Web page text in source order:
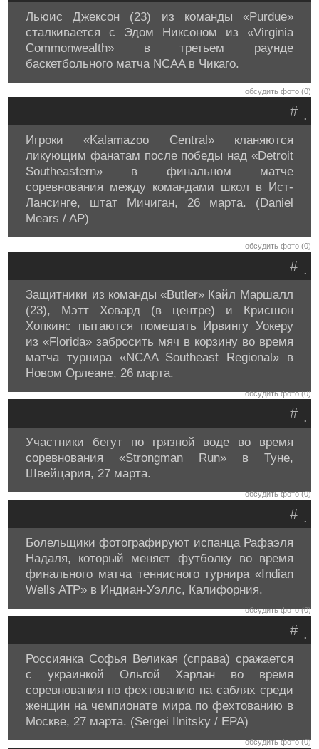
Льюис Джексон (23) из команды «Purdue»
сталкивается с Эдом Никсоном из «Virginia
Commonwealth» в третьем раунде
баскетбольного матча NCAA в Чикаго.
обсудить фото (0)
.
#
Игроки «Kalamazoo Central» кланяются
ликующим фанатам после победы над «Detroit
Southeastern» в финальном матче
соревнования между командами школ в Ист-
Лансинге, штат Мичиган, 26 марта. (Daniel
Mears / AP)
обсудить фото (0)
.
#
Защитники из команды «Butler» Кайл Маршалл
(23), Мэтт Ховард (в центре) и Крисшон
Хопкинс пытаются помешать Ирвингу Уокеру
из «Florida» забросить мяч в корзину во время
матча турнира «NCAA Southeast Regional» в
Новом Орлеане, 26 марта.
обсудить фото (0)
.
#
Участники бегут по грязной воде во время
соревнования «Strongman Run» в Туне,
Швейцария, 27 марта.
обсудить фото (0)
.
#
Болельщики фотографируют испанца Рафаэля
Надаля, который меняет футболку во время
финального матча теннисного турнира «Indian
Wells ATP» в Индиан-Уэллс, Калифорния.
обсудить фото (0)
.
#
Россиянка Софья Великая (справа) сражается
с украинкой Ольгой Харлан во время
соревнования по фехтованию на саблях среди
женщин на чемпионате мира по фехтованию в
Москве, 27 марта. (Sergei Ilnitsky / EPA)
обсудить фото (0)